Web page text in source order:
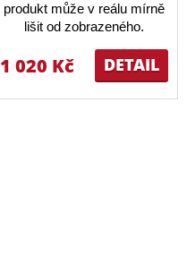
produkt může v reálu mírně
lišit od zobrazeného.
DETAIL
1 020 Kč